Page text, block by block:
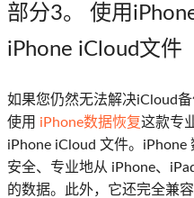
部分3。 使用
iPhone iCloud文件
如果您仍然无法解决iCloud
使用 iPhone数据恢复这款专
iPhone iCloud 文件。iPhone
安全、专业地从 iPhone、
的数据。此外，它还完全兼